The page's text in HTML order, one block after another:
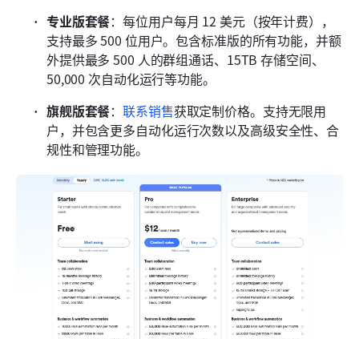
专业版套餐：每位用户每月 12 美元（按年计费），
支持最多 500 位用户。包含标准版的所有功能，并额
外提供最多 500 人的群组通话、15TB 存储空间、
50,000 次自动化运行等功能。
旗舰版套餐：联系销售获取定制价格。支持无限用
户，并包含更多自动化运行次数以及高级安全性、合
规性和管理功能。